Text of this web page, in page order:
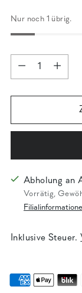
Nur noch 1 übrig.
Menge
Menge
Abholung an
Vorrätig,
Inklusive Steuer.